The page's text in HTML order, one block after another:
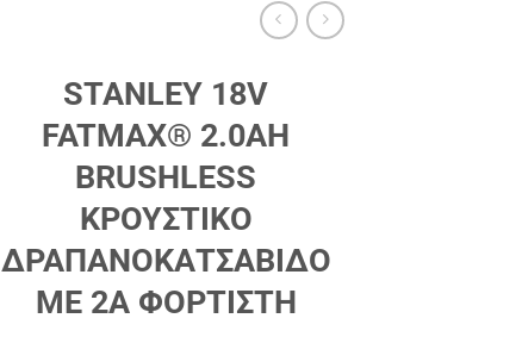
STANLEY 18V
FATMAX® 2.0AH
BRUSHLESS
ΚΡΟΥΣΤΙΚΟ
ΔΡΑΠΑΝΟΚΑΤΣΑΒΙΔΟ
ΜΕ 2A ΦΟΡΤΙΣΤΗ